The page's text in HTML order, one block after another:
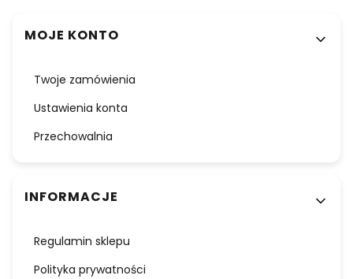
MOJE KONTO
Twoje zamówienia
Ustawienia konta
Przechowalnia
INFORMACJE
Regulamin sklepu
Polityka prywatności